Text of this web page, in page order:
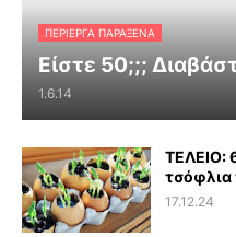
ΠΕΡΊΕΡΓΑ ΠΑΡΆΞΕΝΑ
Είστε 50;;;
1.6.14
ΤΕΛΕΙΟ:
17.12.24